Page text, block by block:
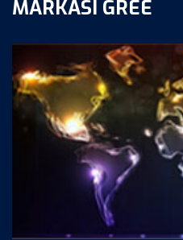
MARKASI GREE